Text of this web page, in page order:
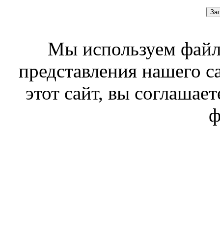
Мы используем
представления нашего
этот сайт, вы